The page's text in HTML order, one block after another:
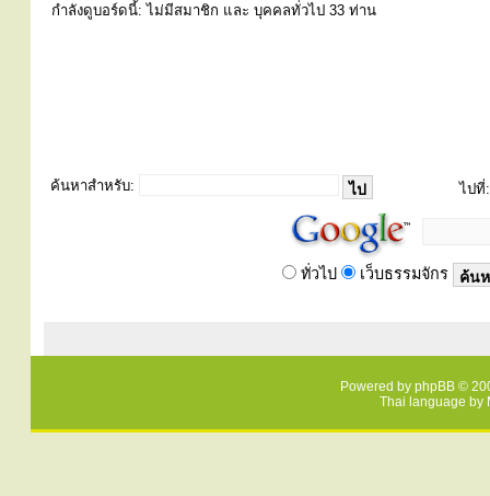
กำลังดูบอร์ดนี้: ไม่มีสมาชิก และ บุคคลทั่วไป 33 ท่าน
ค้นหาสำหรับ: ไปที่:
ทั่วไป เว็บธรรมจักร
Powered by phpBB ©
Thai language by